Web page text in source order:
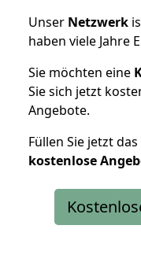
Unser Netzwerk
haben viele Jahre
Sie möchten eine
Sie sich jetzt
Angebote.
Füllen Sie jetzt
kostenlose